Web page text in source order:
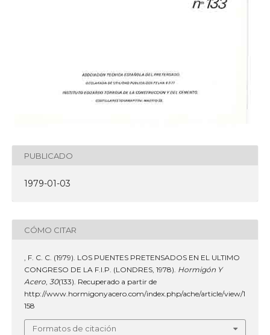
PUBLICADO
1979-01-03
CÓMO CITAR
, F. C. C. (1979). LOS PUENTES PRETENSADOS EN EL ULTIMO
CONGRESO DE LA F.I.P. (LONDRES, 1978). Hormigón Y
Acero, 30(133). Recuperado a partir de
http://www.hormigonyacero.com/index.php/ache/article/view/1
158
Formatos de citación